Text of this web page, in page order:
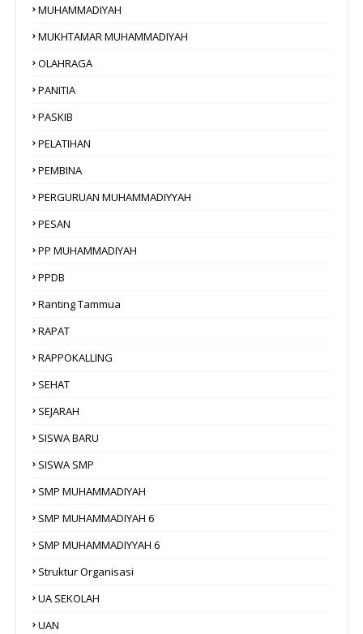
MUHAMMADIYAH
MUKHTAMAR MUHAMMADIYAH
OLAHRAGA
PANITIA
PASKIB
PELATIHAN
PEMBINA
PERGURUAN MUHAMMADIYYAH
PESAN
PP MUHAMMADIYAH
PPDB
Ranting Tammua
RAPAT
RAPPOKALLING
SEHAT
SEJARAH
SISWA BARU
SISWA SMP
SMP MUHAMMADIYAH
SMP MUHAMMADIYAH 6
SMP MUHAMMADIYYAH 6
Struktur Organisasi
UA SEKOLAH
UAN